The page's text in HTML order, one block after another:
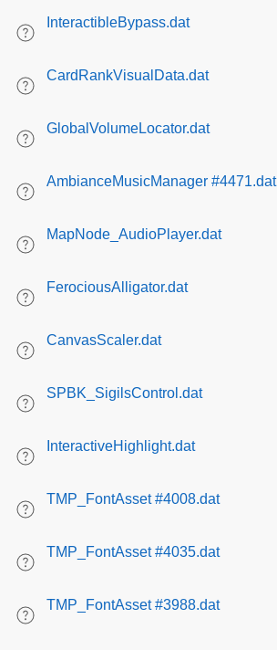
InteractibleBypass.dat
CardRankVisualData.dat
GlobalVolumeLocator.dat
AmbianceMusicManager #4471.dat
MapNode_AudioPlayer.dat
FerociousAlligator.dat
CanvasScaler.dat
SPBK_SigilsControl.dat
InteractiveHighlight.dat
TMP_FontAsset #4008.dat
TMP_FontAsset #4035.dat
TMP_FontAsset #3988.dat